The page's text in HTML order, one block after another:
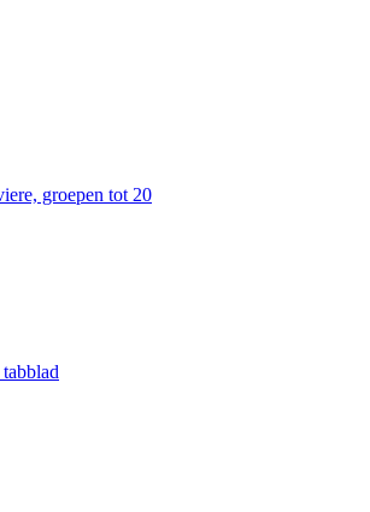
groepen tot 20